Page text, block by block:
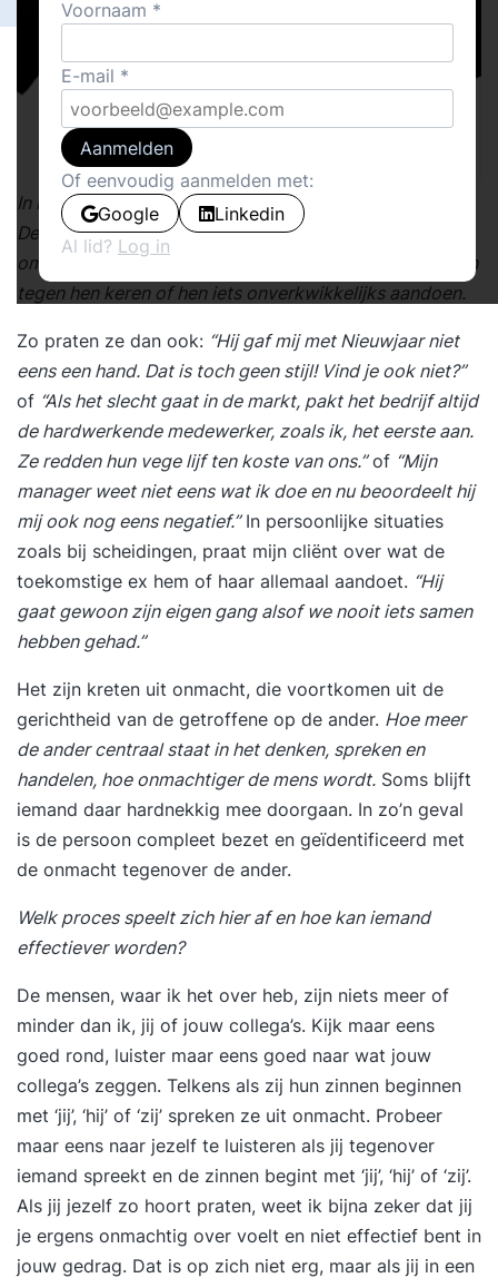
In mijn praktijk kom ik vaak onmachtige mensen tegen.
De situaties waarin zij verkeren, lijken onoplosbaar
omdat hun collega, hun manager of het hele bedrijf zich
tegen hen keren of hen iets onverkwikkelijks aandoen.
Zo praten ze dan ook: “Hij gaf mij met Nieuwjaar niet
eens een hand. Dat is toch geen stijl! Vind je ook niet?”
of “Als het slecht gaat in de markt, pakt het bedrijf altijd
de hardwerkende medewerker, zoals ik, het eerste aan.
Ze redden hun vege lijf ten koste van ons.”of “Mijn
manager weet niet eens wat ik doe en nu beoordeelt hij
mij ook nog eens negatief.”In persoonlijke situaties
zoals bij scheidingen, praat mijn cliënt over wat de
toekomstige ex hem of haar allemaal aandoet. “Hij
gaat gewoon zijn eigen gang alsof we nooit iets samen
hebben gehad.”
Het zijn kreten uit onmacht, die voortkomen uit de
gerichtheid van de getroffene op de ander. Hoe meer
de ander centraal staat in het denken, spreken en
handelen, hoe onmachtiger de mens wordt. Soms blijft
iemand daar hardnekkig mee doorgaan. In zo’n geval
is de persoon compleet bezet en geïdentificeerd met
de onmacht tegenover de ander.
Welk proces speelt zich hier af en hoe kan iemand
effectiever worden?
De mensen, waar ik het over heb, zijn niets meer of
minder dan ik, jij of jouw collega’s. Kijk maar eens
goed rond, luister maar eens goed naar wat jouw
collega’s zeggen. Telkens als zij hun zinnen beginnen
met ‘jij’, ‘hij’ of ‘zij’ spreken ze uit onmacht. Probeer
maar eens naar jezelf te luisteren als jij tegenover
iemand spreekt en de zinnen begint met ‘jij’, ‘hij’ of ‘zij’.
Als jij jezelf zo hoort praten, weet ik bijna zeker dat jij
je ergens onmachtig over voelt en niet effectief bent in
jouw gedrag. Dat is op zich niet erg, maar als jij in een
Voornaam
E-mail
Aanmelden
Of eenvoudig aanmelden met:
Google
Linkedin
Al lid? Log in